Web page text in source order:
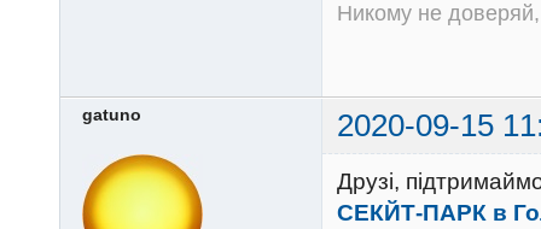
Никому не
gatuno 2020-09-15
Друзі,
СЕКЙТ-ПАРК в